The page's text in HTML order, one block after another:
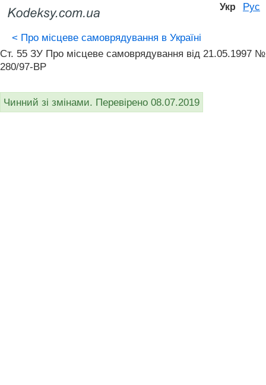
Укр Рус
< Про місцеве самоврядування в Україні
Ст. 55 ЗУ Про місцеве самоврядування вiд 21.05.1997 №
280/97-ВР
Чинний зі змінами. Перевірено 08.07.2019